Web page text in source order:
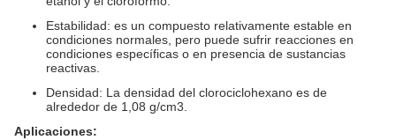
Estabilidad: es un compuesto relativamente estable en
condiciones normales, pero puede sufrir reacciones en
condiciones específicas o en presencia de sustancias
reactivas.
Densidad: La densidad del clorociclohexano es de
alrededor de 1,08 g/cm3.
Aplicaciones: